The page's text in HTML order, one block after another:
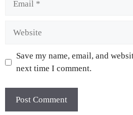
Save my name, email, and
next time I comment.